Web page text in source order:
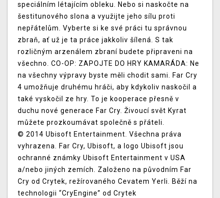
speciálním létajícím obleku. Nebo si naskočte na
šestitunového slona a využijte jeho sílu proti
nepřátelům. Vyberte si ke své práci tu správnou
zbraň, ať už je ta práce jakkoliv šílená. S tak
rozličným arzenálem zbraní budete připraveni na
všechno. CO-OP: ZAPOJTE DO HRY KAMARÁDA: Ne
na všechny výpravy byste měli chodit sami. Far Cry
4 umožňuje druhému hráči, aby kdykoliv naskočil a
také vyskočil ze hry. To je kooperace přesně v
duchu nové generace Far Cry. Živoucí svět Kyrat
můžete prozkoumávat společně s přáteli.
© 2014 Ubisoft Entertainment. Všechna práva
vyhrazena. Far Cry, Ubisoft, a logo Ubisoft jsou
ochranné známky Ubisoft Entertainment v USA
a/nebo jiných zemích. Založeno na původním Far
Cry od Crytek, režírovaného Cevatem Yerli. Běží na
technologii “CryEngine” od Crytek